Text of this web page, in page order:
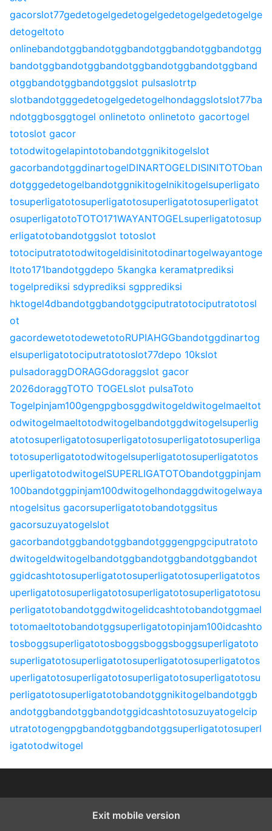
gacorslot77gedetogelgedetogelgedetogelgedetogelge
detogeltoto
onlinebandotggbandotggbandotggbandotggbandotgg
bandotggbandotggbandotggbandotggbandotggband
otggbandotggbandotggslot pulsaslotrtp
slotbandotgggedetogelgedetogelhondaggslotslot77ba
ndotggbosggtogel onlinetoto onlinetoto gacortogel
totoslot gacor
totodwitogelapintotobandotggnikitogelslot
gacorbandotggdinartogelDINARTOGELDISINITOTOban
dotgggedetogelbandotggnikitogelnikitogelsuperligato
tosuperligatotosuperligatotosuperligatotosuperligatot
osuperligatotoTOTO171WAYANTOGELsuperligatotosup
erligatotobandotggslot totoslot
totociputratotodwitogeldisinitotodinartogelwayantoge
ltoto171bandotggdepo 5kangka keramatprediksi
togelprediksi sdyprediksi sgpprediksi
hktogel4dbandotggbandotggciputratotociputratotosl
ot
gacordewetotodewetotoRUPIAHGGbandotggdinartog
elsuperligatotociputratotoslot77depo 10kslot
pulsadoraggDORAGGdoraggslot gacor
2026doraggTOTO TOGELslot pulsaToto
Togelpinjam100gengpgbosggdwitogeldwitogelmaeltot
odwitogelmaeltotodwitogelbandotggdwitogelsuperlig
atotosuperligatotosuperligatotosuperligatotosuperliga
totosuperligatotodwitogelsuperligatotosuperligatotos
uperligatotodwitogelSUPERLIGATOTObandotggpinjam
100bandotggpinjam100dwitogelhondaggdwitogelwaya
ntogelsitus gacorsuperligatotobandotggsitus
gacorsuzuyatogelslot
gacorbandotggbandotggbandotgggengpgciputratoto
dwitogeldwitogelbandotggbandotggbandotggbandot
ggidcashtotosuperligatotosuperligatotosuperligatotos
uperligatotosuperligatotosuperligatotosuperligatotosu
perligatotobandotggdwitogelidcashtotobandotggmael
totomaeltotobandotggsuperligatotopinjam100idcashto
tosboggsuperligatotosboggsboggsboggsuperligatoto
superligatotosuperligatotosuperligatotosuperligatotos
uperligatotosuperligatotosuperligatotosuperligatotosu
perligatotosuperligatotobandotggnikitogelbandotggb
andotggbandotggbandotggidcashtotosuzuyatogelcip
utratotogengpgbandotggbandotggsuperligatotosuperl
igatotodwitogel
Exit mobile version